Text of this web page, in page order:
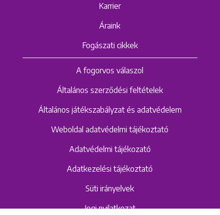
Karrier
Áraink
Fogászati cikkek
A fogorvos válaszol
Általános szerződési feltételek
Általános játékszabályzat és adatvédelem
Weboldal adatvédelmi tájékoztató
Adatvédelmi tájékozató
Adatkezelési tájékoztató
Süti irányelvek
Jogi nyilatkozat